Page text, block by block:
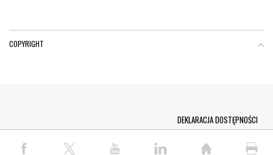
COPYRIGHT
© COPYRIGHT PAP 2026
DEKLARACJA DOSTĘPNOŚCI